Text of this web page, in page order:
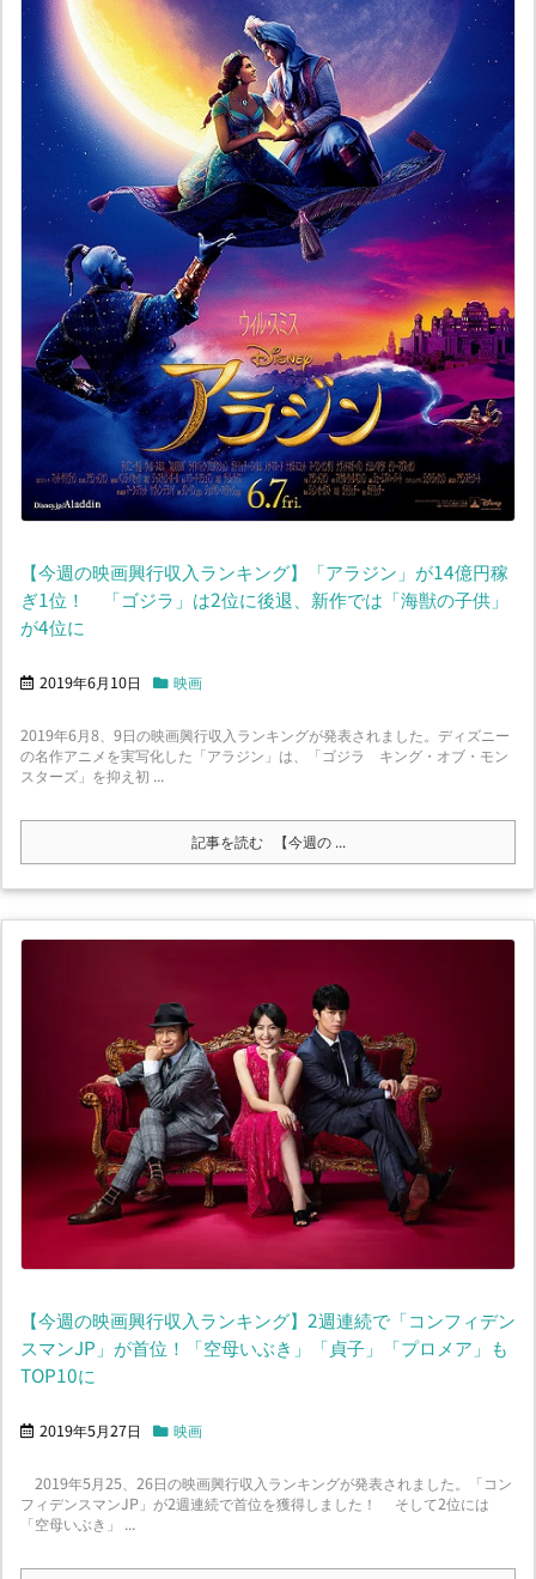
【今週の映画興行収入ランキング】「アラジン」が14億円稼
ぎ1位！ 「ゴジラ」は2位に後退、新作では「海獣の子供」
が4位に
2019年6月10日 映画
2019年6月8、9日の映画興行収入ランキングが発表されました。ディズニー
の名作アニメを実写化した「アラジン」は、「ゴジラ キング・オブ・モン
スターズ」を抑え初 ...
記事を読む 【今週の ...
【今週の映画興行収入ランキング】2週連続で「コンフィデン
スマンJP」が首位！「空母いぶき」「貞子」「プロメア」も
TOP10に
2019年5月27日 映画
2019年5月25、26日の映画興行収入ランキングが発表されました。「コン
フィデンスマンJP」が2週連続で首位を獲得しました！ そして2位には
「空母いぶき」 ...